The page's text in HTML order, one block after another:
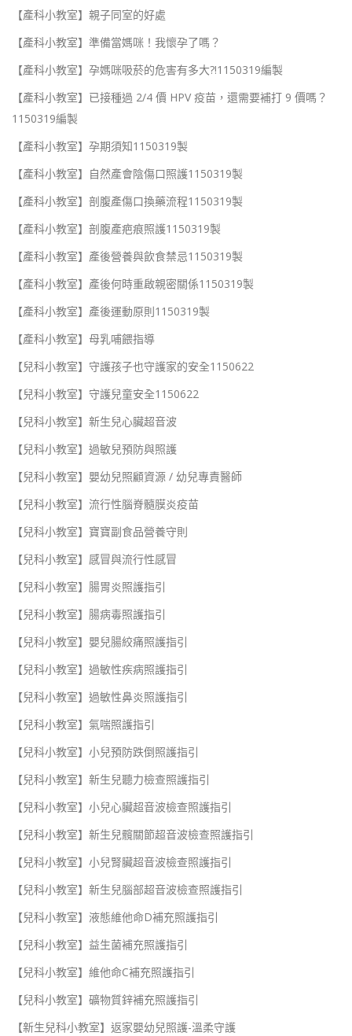
【產科小教室】親子同室的好處
【產科小教室】準備當媽咪！我懷孕了嗎？
【產科小教室】孕媽咪吸菸的危害有多大?!1150319編製
【產科小教室】已接種過 2/4 價 HPV 疫苗，還需要補打 9 價嗎？
1150319編製
【產科小教室】孕期須知1150319製
【產科小教室】自然產會陰傷口照護1150319製
【產科小教室】剖腹產傷口換藥流程1150319製
【產科小教室】剖腹產疤痕照護1150319製
【產科小教室】產後營養與飲食禁忌1150319製
【產科小教室】產後何時重啟親密關係1150319製
【產科小教室】產後運動原則1150319製
【產科小教室】母乳哺餵指導
【兒科小教室】守護孩子也守護家的安全1150622
【兒科小教室】守護兒童安全1150622
【兒科小教室】新生兒心臟超音波
【兒科小教室】過敏兒預防與照護
【兒科小教室】嬰幼兒照顧資源 / 幼兒專責醫師
【兒科小教室】流行性腦脊髓膜炎疫苗
【兒科小教室】寶寶副食品營養守則
【兒科小教室】感冒與流行性感冒
【兒科小教室】腸胃炎照護指引
【兒科小教室】腸病毒照護指引
【兒科小教室】嬰兒腸絞痛照護指引
【兒科小教室】過敏性疾病照護指引
【兒科小教室】過敏性鼻炎照護指引
【兒科小教室】氣喘照護指引
【兒科小教室】小兒預防跌倒照護指引
【兒科小教室】新生兒聽力檢查照護指引
【兒科小教室】小兒心臟超音波檢查照護指引
【兒科小教室】新生兒髖關節超音波檢查照護指引
【兒科小教室】小兒腎臟超音波檢查照護指引
【兒科小教室】新生兒腦部超音波檢查照護指引
【兒科小教室】液態維他命D補充照護指引
【兒科小教室】益生菌補充照護指引
【兒科小教室】維他命C補充照護指引
【兒科小教室】礦物質鋅補充照護指引
【新生兒科小教室】返家嬰幼兒照護-溫柔守護